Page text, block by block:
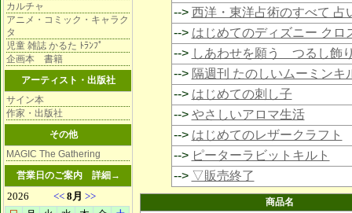
カルチャ
アニメ・コミック・キャラク
タ
児童 雑誌 かるた ﾄﾗﾝﾌﾟ
企画本 書籍
アーティスト・出版社
サイン本
作家・出版社
その他
MAGIC The Gathering
営業日のご案内 詳細→
--> 西洋・東洋占術のすべて 占
--> はじめてのディズニー クロ
--> しあわせを願う つるし飾
--> 隔週刊 たのしいムーミンキ
--> はじめての刺し子
--> やさしいアロマ生活
--> はじめてのレザークラフト
--> ピーターラビットキルト
--> ▽販売終了
商品名